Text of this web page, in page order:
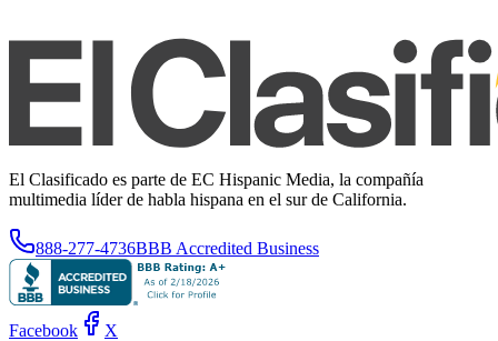
El Clasificado es parte de EC Hispanic Media, la compañía
multimedia líder de habla hispana en el sur de California.
888-277-4736BBB Accredited Business
Facebook X